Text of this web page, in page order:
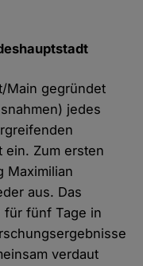
Main gegründet
jedes
ein. Zum ersten
Maximilian
aus. Das
für fünf Tage in
verdaut